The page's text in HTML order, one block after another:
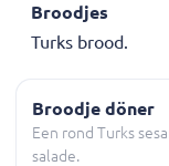
Broodjes
Turks brood.
Broodje döner
Een rond Turks
salade.